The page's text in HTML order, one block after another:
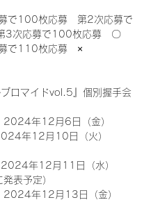
で100枚応募　第2次応募で
3次応募で100枚応募　〇
110枚応募　×
ロマイドvol.5』個別握手会
2024年12月6日（金）
年12月10日（火）
2024年12月11日（水）
表予定）
2024年12月13日（金）